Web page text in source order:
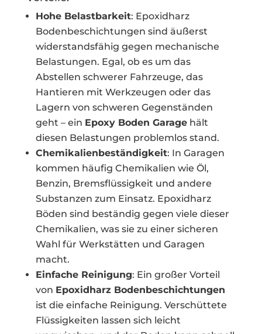
Hohe Belastbarkeit: Epoxidharz
Bodenbeschichtungen sind äußerst
widerstandsfähig gegen mechanische
Belastungen. Egal, ob es um das
Abstellen schwerer Fahrzeuge, das
Hantieren mit Werkzeugen oder das
Lagern von schweren Gegenständen
geht – ein Epoxy Boden Garagehält
diesen Belastungen problemlos stand.
Chemikalienbeständigkeit: In Garagen
kommen häufig Chemikalien wie Öl,
Benzin, Bremsflüssigkeit und andere
Substanzen zum Einsatz. Epoxidharz
Böden sind beständig gegen viele dieser
Chemikalien, was sie zu einer sicheren
Wahl für Werkstätten und Garagen
macht.
Einfache Reinigung: Ein großer Vorteil
von Epoxidharz Bodenbeschichtungen
ist die einfache Reinigung. Verschüttete
Flüssigkeiten lassen sich leicht